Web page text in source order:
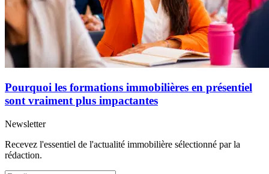
Pourquoi les formations immobilières en présentiel
sont vraiment plus impactantes
Newsletter
Recevez l'essentiel de l'actualité immobilière sélectionné par la
rédaction.